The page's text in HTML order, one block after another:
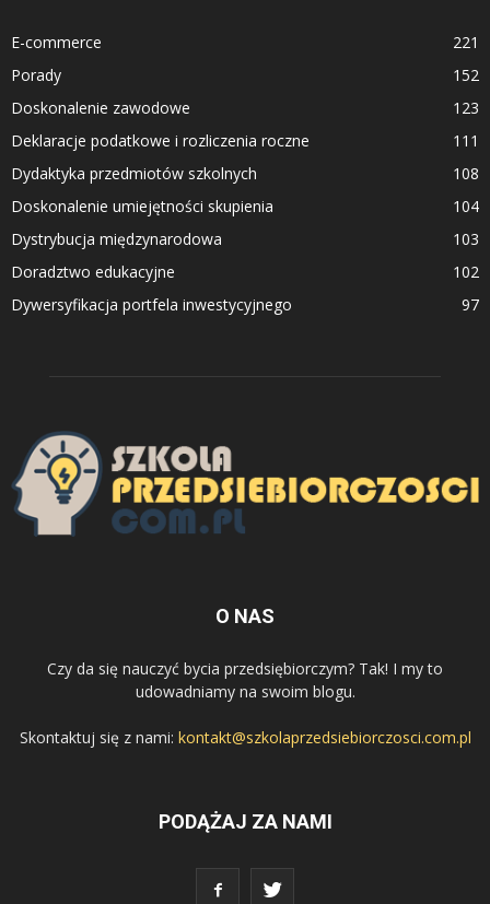
E-commerce
221
Porady
152
Doskonalenie zawodowe
123
Deklaracje podatkowe i rozliczenia roczne
111
Dydaktyka przedmiotów szkolnych
108
Doskonalenie umiejętności skupienia
104
Dystrybucja międzynarodowa
103
Doradztwo edukacyjne
102
Dywersyfikacja portfela inwestycyjnego
97
O NAS
Czy da się nauczyć bycia przedsiębiorczym? Tak! I my to
udowadniamy na swoim blogu.
Skontaktuj się z nami: kontakt@szkolaprzedsiebiorczosci.com.pl
PODĄŻAJ ZA NAMI